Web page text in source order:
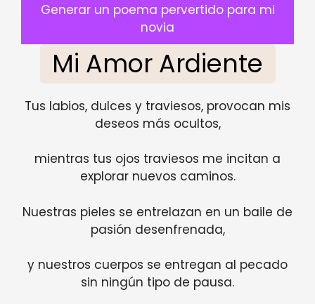
Generar un poema pervertido para mi
novia
Mi Amor Ardiente
Tus labios, dulces y traviesos, provocan mis
deseos más ocultos,
mientras tus ojos traviesos me incitan a
explorar nuevos caminos.
Nuestras pieles se entrelazan en un baile de
pasión desenfrenada,
y nuestros cuerpos se entregan al pecado
sin ningún tipo de pausa.